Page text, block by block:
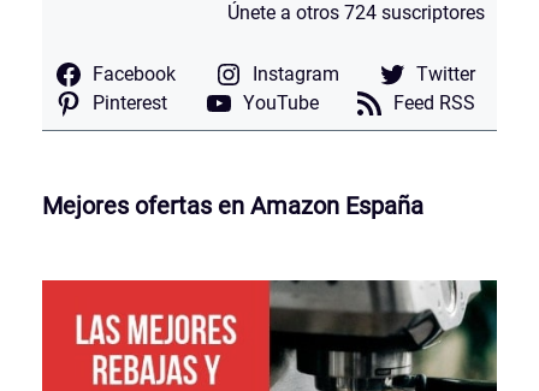
Únete a otros 724 suscriptores
Facebook Instagram
Twitter
Pinterest
YouTube Feed RSS
Mejores ofertas en Amazon España